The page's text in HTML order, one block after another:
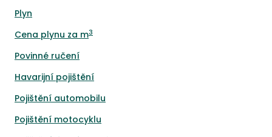
Plyn
Cena plynu za m3
Povinné ručení
Havarijní pojištění
Pojištění automobilu
Pojištění motocyklu